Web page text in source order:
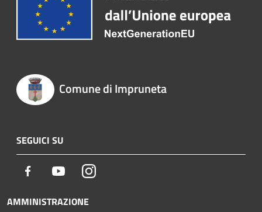
Comune di Impruneta
SEGUICI SU
Facebook YoutubeInstagram
AMMINISTRAZIONE